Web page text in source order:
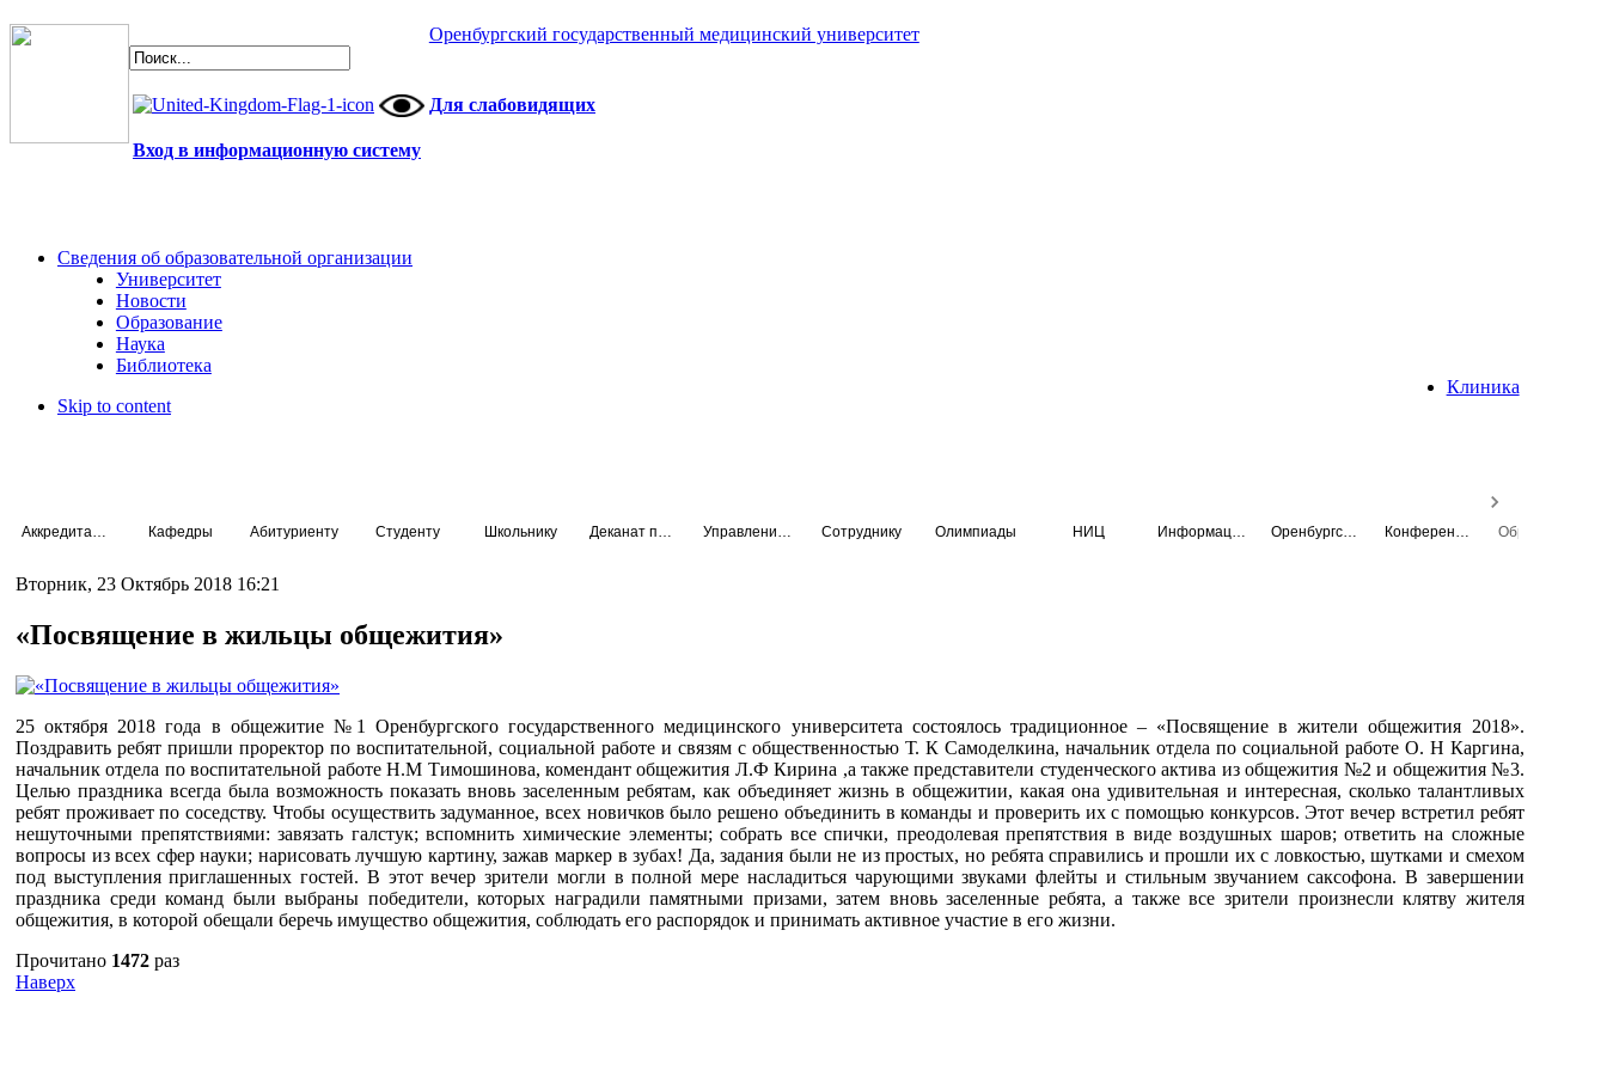
Оренбургский государственный медицинский университет
Для слабовидящих
Вход в информационную систему
Сведения об образовательной организации
Университет
Новости
Образование
Наука
Библиотека
Клиника
Skip to content
Кафедры Абитуриенту Студенту Школьнику Сотруднику Олимпиады НИЦ
Вторник, 23 Октябрь 2018 16:21
«Посвящение в жильцы общежития»
25 октября 2018 года в общежитие №1 Оренбургского государственного медицинского университета состоялось традиционное – «Посвящение в жители общежития 2018».
Поздравить ребят пришли проректор по воспитательной, социальной работе и связям с общественностью Т. К Самоделкина, начальник отдела по социальной работе О. Н Каргина,
начальник отдела по воспитательной работе Н.М Тимошинова, комендант общежития Л.Ф Кирина ,а также представители студенческого актива из общежития №2 и общежития №3.
Целью праздника всегда была возможность показать вновь заселенным ребятам, как объединяет жизнь в общежитии, какая она удивительная и интересная, сколько талантливых
ребят проживает по соседству. Чтобы осуществить задуманное, всех новичков было решено объединить в команды и проверить их с помощью конкурсов. Этот вечер встретил ребят
нешуточными препятствиями: завязать галстук; вспомнить химические элементы; собрать все спички, преодолевая препятствия в виде воздушных шаров; ответить на сложные
вопросы из всех сфер науки; нарисовать лучшую картину, зажав маркер в зубах! Да, задания были не из простых, но ребята справились и прошли их с ловкостью, шутками и смехом
под выступления приглашенных гостей. В этот вечер зрители могли в полной мере насладиться чарующими звуками флейты и стильным звучанием саксофона. В завершении
праздника среди команд были выбраны победители, которых наградили памятными призами, затем вновь заселенные ребята, а также все зрители произнесли клятву жителя
общежития, в которой обещали беречь имущество общежития, соблюдать его распорядок и принимать активное участие в его жизни.
Прочитано 1472 раз
Наверх